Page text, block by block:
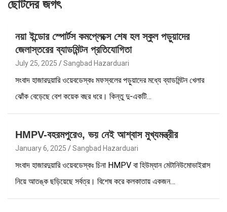
ছোটদের জগৎ
নয়া ইন্ডোর স্পোর্টস কমপ্লেক্সে শেষ হল স্কুল পড়ুয়াদের
জেলাস্তরের ব্যাডমিন্টন প্রতিযোগিতা
July 25, 2025 Sangbad Hazarduari
সংবাদ হাজারদুয়ারি ওয়েবডেস্কঃ মফস্বলের পড়ুয়াদের মধ্যে ব্যাডমিন্টন খেলার
ঝোঁক বেড়েছে বেশ কয়েক বছর ধরে। কিন্তু দু-একটি…
HMPV-বহরমপুরেও, ভয় নেই আশ্বাস মুখ্যমন্ত্রীর
January 6, 2025 Sangbad Hazarduari
সংবাদ হাজারদুয়ারি ওয়েবডেস্কঃ চিনা HMPV বা হিউম্যান মেটানিউমোভাইরাস
নিয়ে আতঙ্ক ছড়িয়েছে সর্বত্র। বিশেষ করে কলকাতায় একজন…